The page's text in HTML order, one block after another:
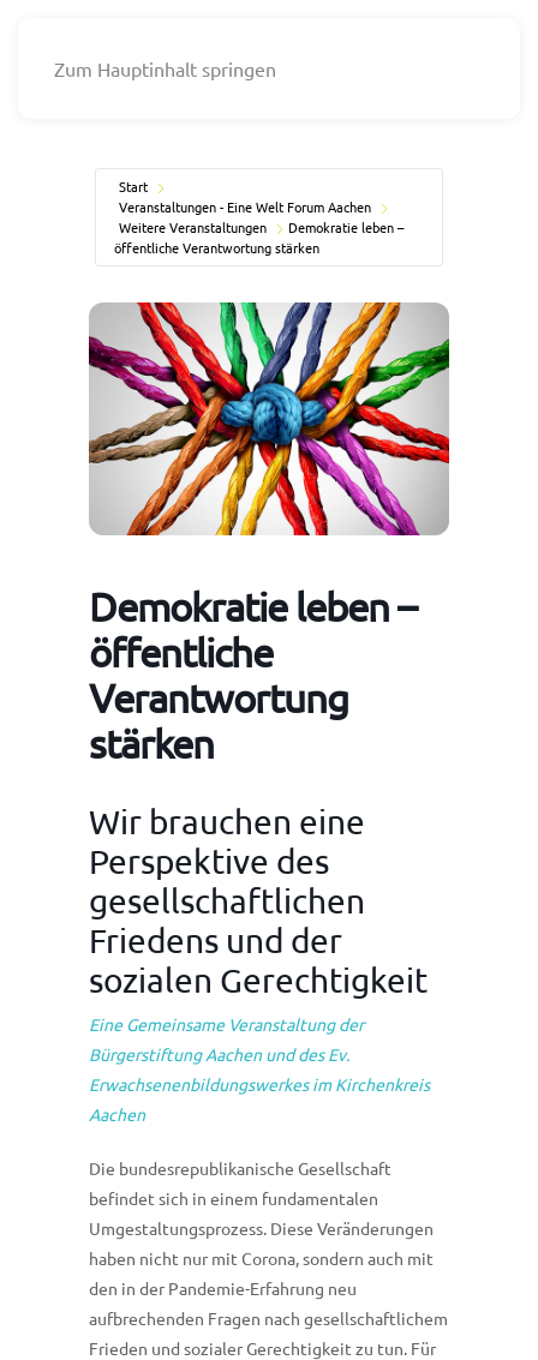
Zum Hauptinhalt springen
Start
Veranstaltungen - Eine Welt Forum Aachen
Weitere Veranstaltungen
Demokratie leben –
öffentliche Verantwortung stärken
Demokratie leben –
öffentliche
Verantwortung
stärken
Wir brauchen eine
Perspektive des
gesellschaftlichen
Friedens und der
sozialen Gerechtigkeit
Eine Gemeinsame Veranstaltung der
Bürgerstiftung Aachen und des Ev.
Erwachsenenbildungswerkes im Kirchenkreis
Aachen
Die bundesrepublikanische Gesellschaft
befindet sich in einem fundamentalen
Umgestaltungsprozess. Diese Veränderungen
haben nicht nur mit Corona, sondern auch mit
den in der Pandemie-Erfahrung neu
aufbrechenden Fragen nach gesellschaftlichem
Frieden und sozialer Gerechtigkeit zu tun. Für